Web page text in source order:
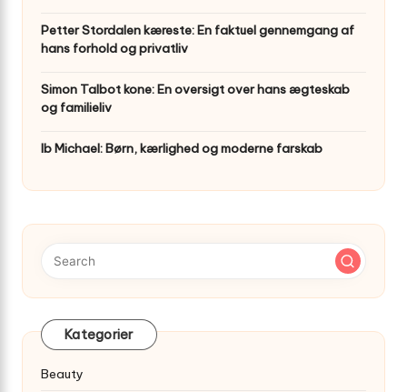
Petter Stordalen kæreste: En faktuel gennemgang af
hans forhold og privatliv
Simon Talbot kone: En oversigt over hans ægteskab
og familieliv
Ib Michael: Børn, kærlighed og moderne farskab
Kategorier
Beauty